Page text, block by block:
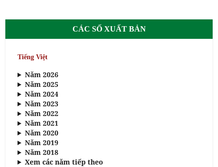
CÁC SỐ XUẤT BẢN
Tiếng Việt
Năm 2026
Năm 2025
Năm 2024
Năm 2023
Năm 2022
Năm 2021
Năm 2020
Năm 2019
Năm 2018
Xem các năm tiếp theo